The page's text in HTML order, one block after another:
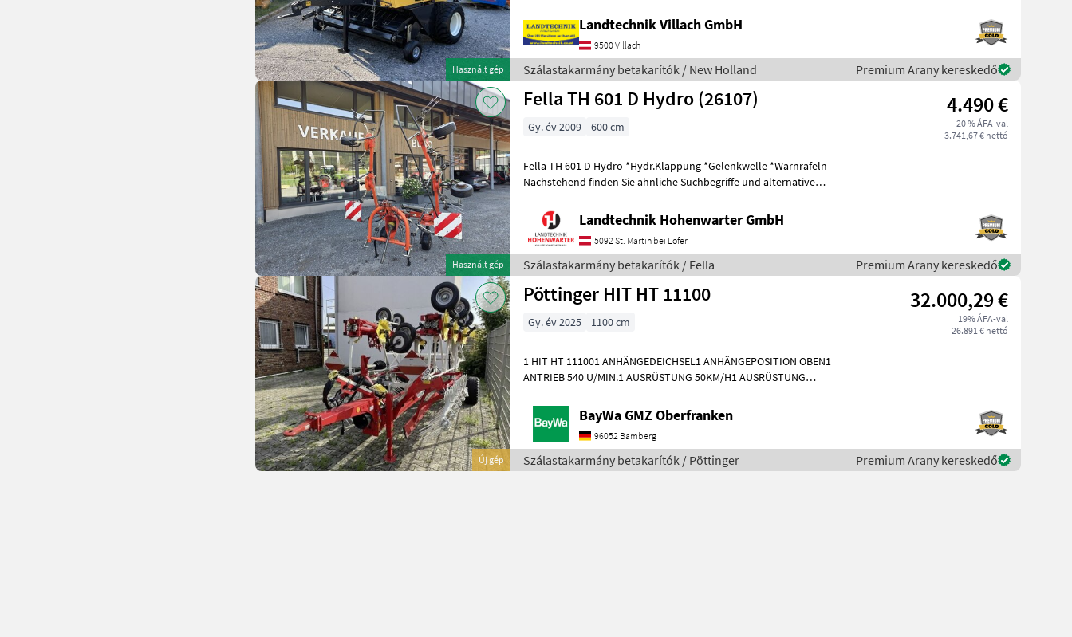
Használt gép
Landtechnik Villach GmbH
9500 Villach
Szálastakarmány betakarítók / New Holland Premium Arany kereskedő
Használt gép
Fella TH 601 D Hydro (26107) 4.490 €
20 % ÁFA-val
3.741,67 € nettó
Gy. év 2009 600 cm
Fella TH 601 D Hydro *Hydr.Klappung *Gelenkwelle *Warnrafeln
Nachstehend finden Sie ähnliche Suchbegriffe und alternative
Landtechnik Hohenwarter GmbH
5092 St. Martin bei Lofer
Szálastakarmány betakarítók / Fella Premium Arany kereskedő
Új gép
Pöttinger HIT HT 11100 32.000,29 €
19% ÁFA-val
26.891 € nettó
Gy. év 2025 1100 cm
1 HIT HT 111001 ANHÄNGEDEICHSEL1 ANHÄNGEPOSITION OBEN1
ANTRIEB 540 U/MIN.1 AUSRÜSTUNG 50KM/H1 AUSRÜSTUNG
GELENK
BayWa GMZ Oberfranken
96052 Bamberg
Szálastakarmány betakarítók / Pöttinger Premium Arany kereskedő